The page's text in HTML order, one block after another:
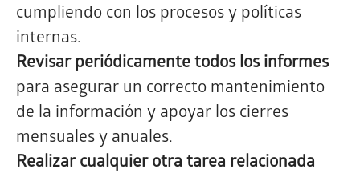
cumpliendo con los procesos y políticas
internas.
Revisar periódicamente todos los informes
para asegurar un correcto mantenimiento
de la información y apoyar los cierres
mensuales y anuales.
Realizar cualquier otra tarea relacionada